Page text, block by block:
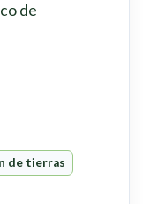
de
de tierras